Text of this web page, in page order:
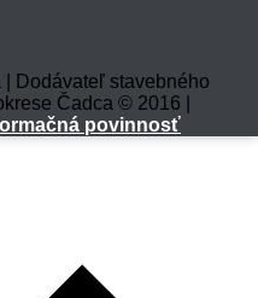
| Dodávateľ stavebného
Čadca © 2016 |
povinnosť